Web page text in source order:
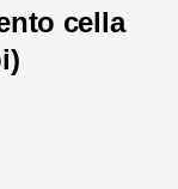
cella